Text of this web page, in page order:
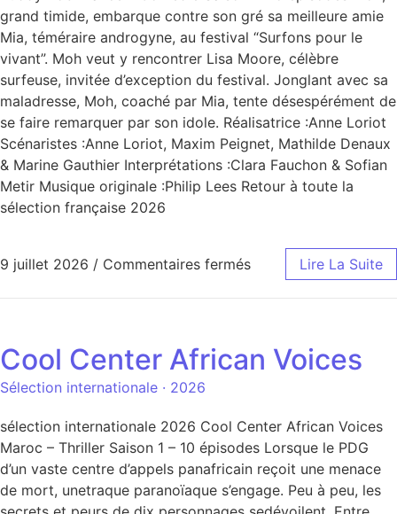
grand timide, embarque contre son gré sa meilleure amie
Mia, téméraire androgyne, au festival “Surfons pour le
vivant”. Moh veut y rencontrer Lisa Moore, célèbre
surfeuse, invitée d’exception du festival. Jonglant avec sa
maladresse, Moh, coaché par Mia, tente désespérément de
se faire remarquer par son idole. Réalisatrice :Anne Loriot
Scénaristes :Anne Loriot, Maxim Peignet, Mathilde Denaux
& Marine Gauthier Interprétations :Clara Fauchon & Sofian
Metir Musique originale :Philip Lees Retour à toute la
sélection française 2026
9 juillet 2026 / Commentaires fermés Lire La Suite
Cool Center African Voices
Sélection internationale · 2026
sélection internationale 2026 Cool Center African Voices
Maroc – Thriller Saison 1 – 10 épisodes Lorsque le PDG
d’un vaste centre d’appels panafricain reçoit une menace
de mort, unetraque paranoïaque s’engage. Peu à peu, les